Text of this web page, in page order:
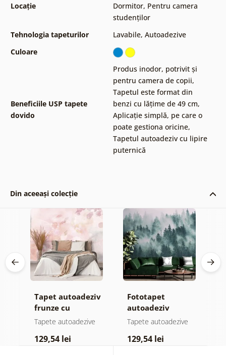
Locație
Dormitor, Pentru camera
studenților
Tehnologia tapeturilor
Lavabile, Autoadezive
Culoare
Beneficiile USP tapete
dovido
Produs inodor, potrivit și
pentru camera de copii,
Tapetul este format din
benzi cu lățime de 49 cm,
Aplicație simplă, pe care o
poate gestiona oricine,
Tapetul autoadeziv cu lipire
puternică
Din aceeași colecție
Tapet autoadeziv
frunze cu
atingere
Tapete autoadezive
129,54 lei
Fototapet
autoadeziv
pădure în ceață
Tapete autoadezive
129,54 lei